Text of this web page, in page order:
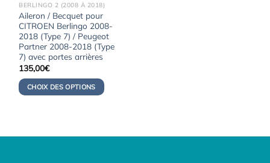
BERLINGO 2 (2008 À 2018)
Aileron / Becquet pour
CITROEN Berlingo 2008-
2018 (Type 7) / Peugeot
Partner 2008-2018 (Type
7) avec portes arrières
135,00€
CHOIX DES OPTIONS